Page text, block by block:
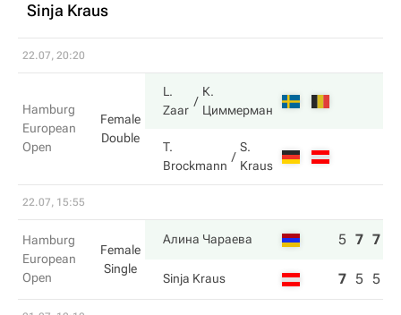
Sinja Kraus
22.07, 20:20
Hamburg
European
Open
Female
Double
L.
Zaar
К.
Циммерман
T.
Brockmann
S.
Kraus
22.07, 15:55
Hamburg
European
Open
Female
Single
Алина Чараева 5 7 7
Sinja Kraus 7 5 5